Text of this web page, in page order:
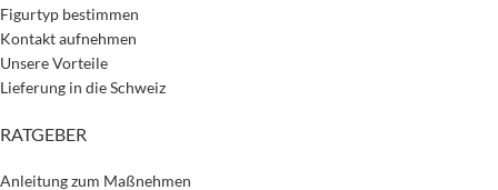
Figurtyp bestimmen
Kontakt aufnehmen
Unsere Vorteile
Lieferung in die Schweiz
RATGEBER
Anleitung zum Maßnehmen